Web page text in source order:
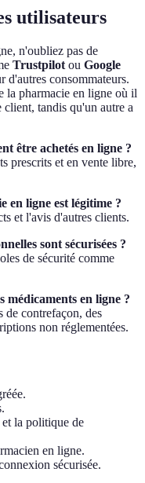
utilisateurs
n'oubliez pas de
Trustpilot ou Google
d'autres consommateurs.
la pharmacie en ligne où il
tandis qu'un autre a
être achetés en ligne ?
prescrits et en vente libre,
en ligne est légitime ?
et l'avis d'autres clients.
sont sécurisées ?
de sécurité comme
médicaments en ligne ?
de contrefaçon, des
non réglementées.
la politique de
en ligne.
sécurisée.